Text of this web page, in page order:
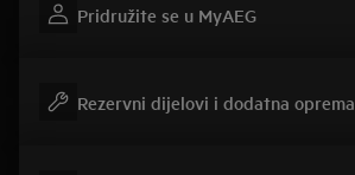
Pridružite se u MyAEG
Rezervni dijelovi i dodatna oprema